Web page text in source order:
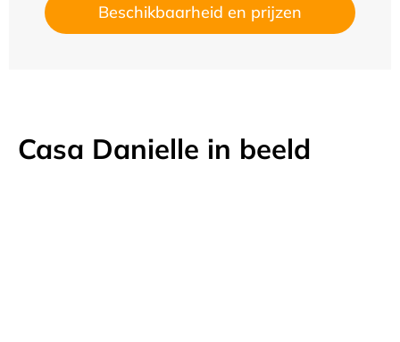
Beschikbaarheid en prijzen
Casa Danielle in beeld